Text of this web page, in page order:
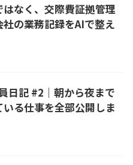
なく、交際費証拠管理
の業務記録をAIで整え
日記 #2｜朝から夜まで
る仕事を全部公開しま